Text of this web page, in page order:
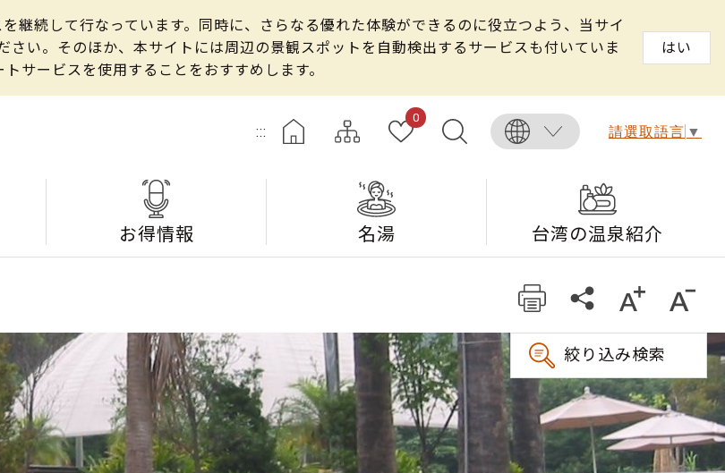
続して行なっています。同時に、さらなる優れた体験ができるのに役立つよう、当サイ
い。そのほか、本サイトには周辺の景観スポットを自動検出するサービスも付いていま
サービスを使用することをおすすめします。
はい
:::
0
請選取語言 ▼
お得情報 名湯 台湾の温泉紹介
絞り込み検索